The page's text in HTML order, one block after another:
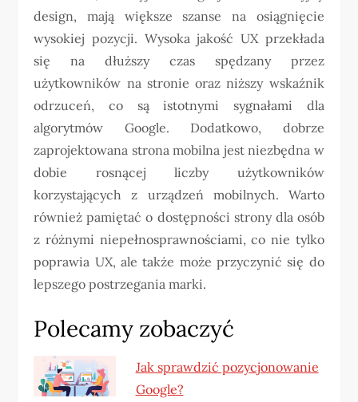
design, mają większe szanse na osiągnięcie
wysokiej pozycji. Wysoka jakość UX przekłada
się na dłuższy czas spędzany przez
użytkowników na stronie oraz niższy wskaźnik
odrzuceń, co są istotnymi sygnałami dla
algorytmów Google. Dodatkowo, dobrze
zaprojektowana strona mobilna jest niezbędna w
dobie rosnącej liczby użytkowników
korzystających z urządzeń mobilnych. Warto
również pamiętać o dostępności strony dla osób
z różnymi niepełnosprawnościami, co nie tylko
poprawia UX, ale także może przyczynić się do
lepszego postrzegania marki.
Polecamy zobaczyć
Jak sprawdzić pozycjonowanie
Google?